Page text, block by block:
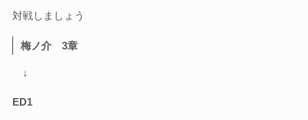
対戦しましょう
梅ノ介 3章
↓
ED1